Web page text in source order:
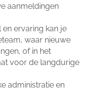
aanmeldingen
ervaring kan je
waar nieuwe
of in het
voor de langdurige
administratie en